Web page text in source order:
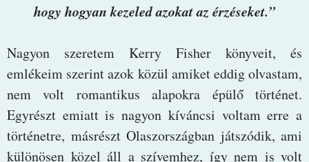
hogy hogyan kezeled azokat az érzéseket.”
Nagyon szeretem Kerry Fisher könyveit, és
emlékeim szerint azok közül amiket eddig olvastam,
nem volt romantikus alapokra épülő történet.
Egyrészt emiatt is nagyon kíváncsi voltam erre a
történetre, másrészt Olaszországban játszódik, ami
különösen közel áll a szívemhez, így nem is volt